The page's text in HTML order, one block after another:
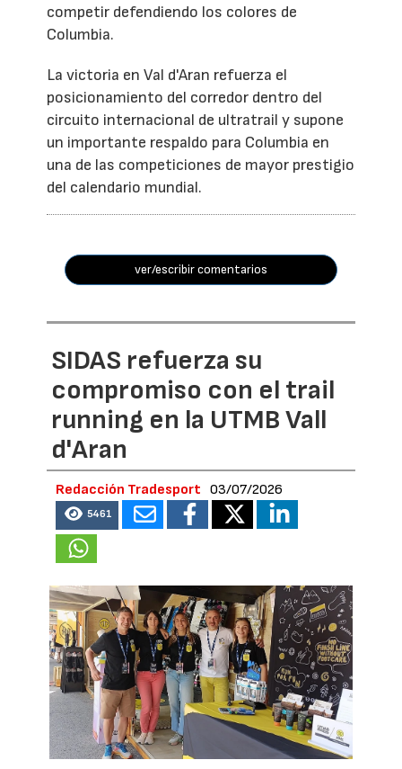
competir defendiendo los colores de
Columbia.
La victoria en Val d'Aran refuerza el
posicionamiento del corredor dentro del
circuito internacional de ultratrail y supone
un importante respaldo para Columbia en
una de las competiciones de mayor prestigio
del calendario mundial.
ver/escribir comentarios
SIDAS refuerza su
compromiso con el trail
running en la UTMB Vall
d'Aran
Redacción Tradesport 03/07/2026
5461